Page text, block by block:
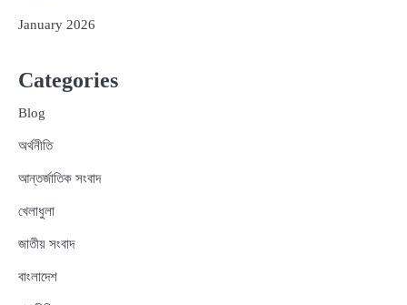
January 2026
Categories
Blog
অর্থনীতি
আন্তর্জাতিক সংবাদ
খেলাধুলা
জাতীয় সংবাদ
বাংলাদেশ